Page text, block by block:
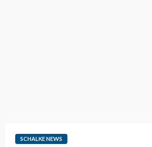
SCHALKE NEWS